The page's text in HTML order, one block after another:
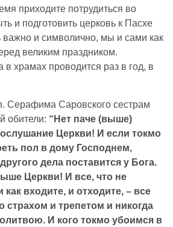
приходите потрудиться во
и подготовить церковь к Пасхе
и символично, мы и сами как
великим праздником.
в храмах проводится раз в год, в
Серафима Саровского сестрам
обители: “Нет паче (выше)
Церкви! И если токмо
пол в дому Господнем,
дела поставится у Бога.
Церкви! И все, что не
как входите, и отходите, – все
страхом и трепетом и никогда
И кого токмо убоимся в